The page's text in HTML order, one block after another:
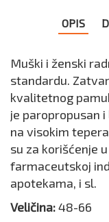
OPIS
Muški i ženski
standardu.
kvalitetnog
je paropropusan
na visokim
su za korišćenje
farmaceutskoj
apotekama, i sl.
Veličina:48-66